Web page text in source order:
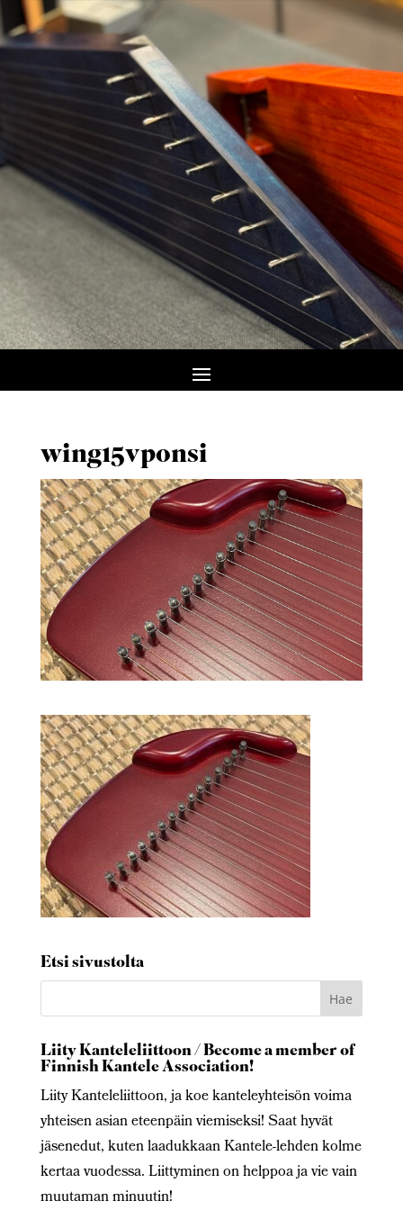
wing15vponsi
Etsi sivustolta
Liity Kanteleliittoon / Become a member of
Finnish Kantele Association!
Liity Kanteleliittoon, ja koe kanteleyhteisön voima
yhteisen asian eteenpäin viemiseksi! Saat hyvät
jäsenedut, kuten laadukkaan Kantele-lehden kolme
kertaa vuodessa. Liittyminen on helppoa ja vie vain
muutaman minuutin!